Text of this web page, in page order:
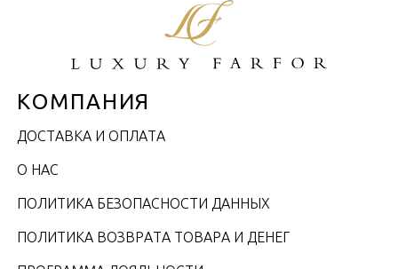
КОМПАНИЯ
ДОСТАВКА И ОПЛАТА
О НАС
ПОЛИТИКА БЕЗОПАСНОСТИ ДАННЫХ
ПОЛИТИКА ВОЗВРАТА ТОВАРА И ДЕНЕГ